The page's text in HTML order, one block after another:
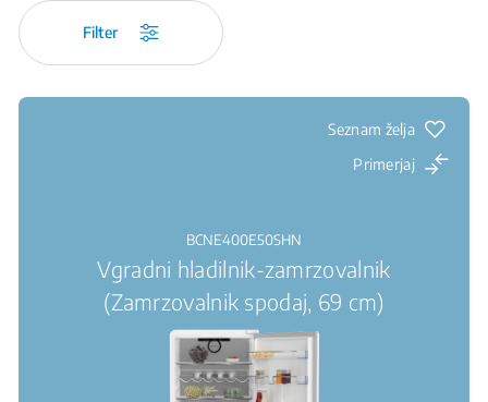
Filter
Seznam želja
Primerjaj
BCNE400E50SHN
Vgradni hladilnik-zamrzovalnik
(Zamrzovalnik spodaj, 69 cm)